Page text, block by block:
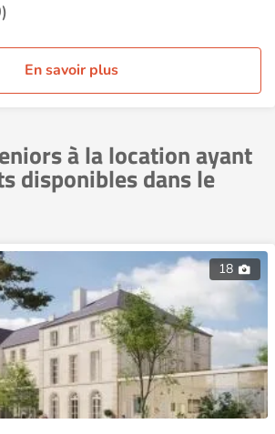
En savoir plus
à la location ayant
disponibles dans le
18